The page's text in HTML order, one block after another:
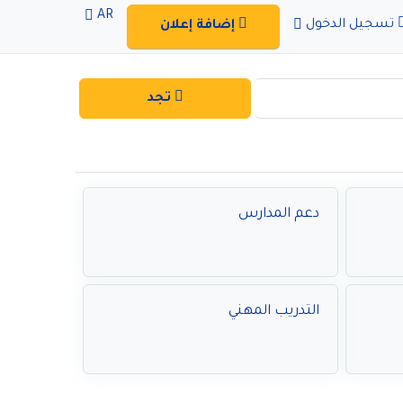
تسجيل الدخول إضافة إعلان
AR
تجد
دعم المدارس
التدريب المهني